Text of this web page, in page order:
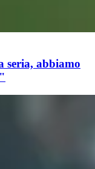
seria, abbiamo